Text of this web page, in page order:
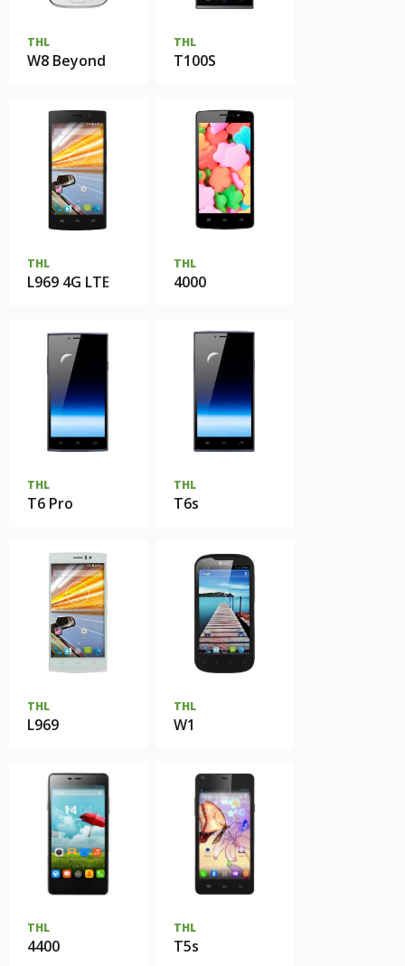
THL
W8 Beyond
THL
T100S
THL
L969 4G LTE
THL
4000
THL
T6 Pro
THL
T6s
THL
L969
THL
W1
THL
4400
THL
T5s